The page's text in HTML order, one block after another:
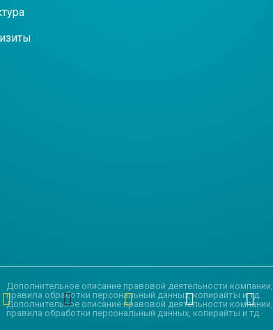
Дополнительное описание правовой деятельности компании,
правила обработки персональный данных, копирайты и тд.
Дополнительное описание правовой деятельности компании,
правила обработки персональный данных, копирайты и тд.